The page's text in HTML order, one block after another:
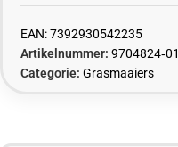
EAN:7392930542235
Artikelnummer: 9704824‑01
Categorie: Grasmaaiers